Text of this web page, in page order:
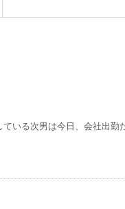
いる次男は今日、会社出勤